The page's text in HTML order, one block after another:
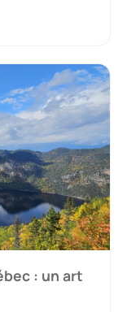
: un art